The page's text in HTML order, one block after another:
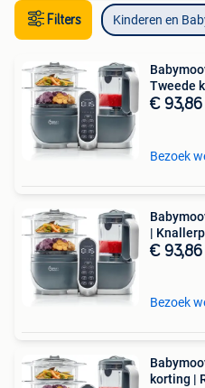
Filters Kinderen en
Tweede
€ 93,86
Bezoek
|
€ 93,86
Bezoek
korting |